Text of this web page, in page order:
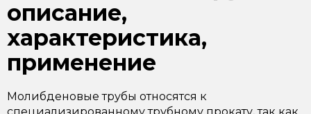
описание,
характеристика,
применение
Молибденовые трубы относятся к